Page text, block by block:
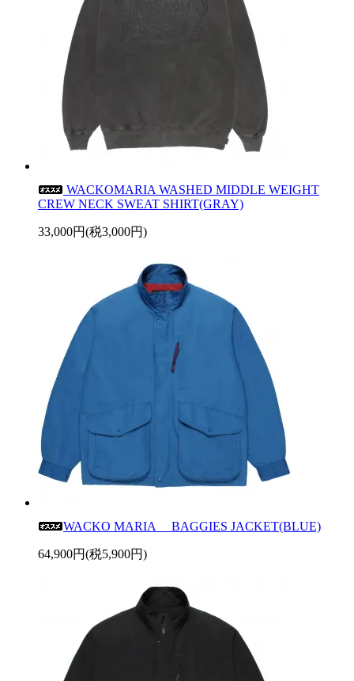
WACKOMARIA WASHED MIDDLE WEIGHT
CREW NECK SWEAT SHIRT(GRAY)
33,000円(税3,000円)
WACKO MARIA BAGGIES JACKET(BLUE)
64,900円(税5,900円)